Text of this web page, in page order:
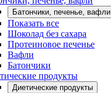
Батончики, печенье, вафли
Показать все
Шоколад без сахара
Протеиновое печенье
Вафли
Батончики
продукты
Диетические продукты